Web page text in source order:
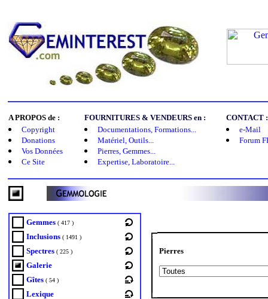
A PROPOS de : FOURNITURES & VENDEURS en :
CONTACT :
Copyright
Donations
Vos Données
Ce Site
Documentations, Formations...
Matériel, Outils...
Pierres, Gemmes...
Expertise, Laboratoire...
e-Mail
Forum
Gemmes ( 417 )
Inclusions ( 1491 )
Spectres ( 225 )
Galerie
Gîtes ( 54 )
Lexique
Pierres